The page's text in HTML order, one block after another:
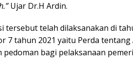
Ujar Dr.H Ardin.
telah dilaksanakan di
tahun 2021 yaitu Perda tentang
pedoman bagi pelaksanaan